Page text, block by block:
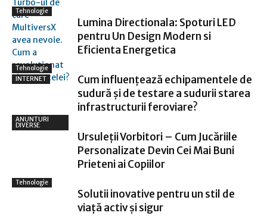
INTERNET
Tehnologie
Lumina Directionala: Spoturi LED
pentru Un Design Modern si
Eficienta Energetica
Tehnologie
Cum influențează echipamentele de
sudură și de testare a sudurii starea
infrastructurii feroviare?
ANUNTURI
DIVERSE
Ursuleții Vorbitori – Cum Jucăriile
Personalizate Devin Cei Mai Buni
Prieteni ai Copiilor
Tehnologie
Solutii inovative pentru un stil de
viață activ și sigur